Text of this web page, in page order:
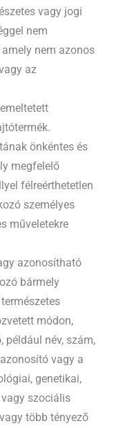
vagy jogi
nem
amely nem azonos
az
önkéntes és
megfelelő
félreérthetetlen
személyes
műveletekre
azonosítható
bármely
módon,
például név, szám,
vagy a
genetikai,
szociális
több tényező